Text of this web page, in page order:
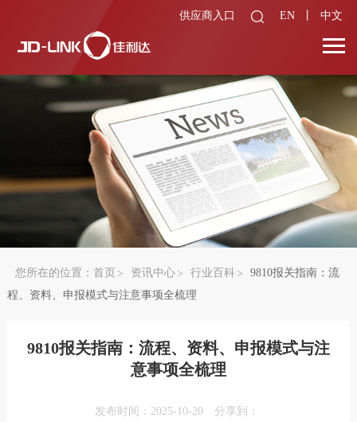
供应商入口 EN 中文
您所在的位置： 首页 资讯中心 行业百科
9810报关指南：流
程、资料、申报模式与注意事项全梳理
9810报关指南：流程、资料、申报模式与注
意事项全梳理
发布时间：2025-10-20 分享到：